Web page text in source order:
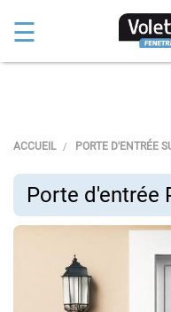
Basculer
la
☰
ACCUEIL PORTE D'ENTRÉE
Porte d'entrée